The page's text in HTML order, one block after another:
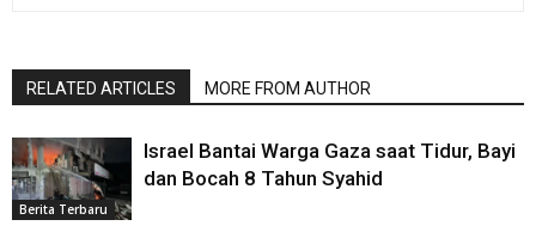
RELATED ARTICLES MORE FROM AUTHOR
Berita Terbaru
Israel Bantai Warga Gaza saat Tidur, Bayi
dan Bocah 8 Tahun Syahid